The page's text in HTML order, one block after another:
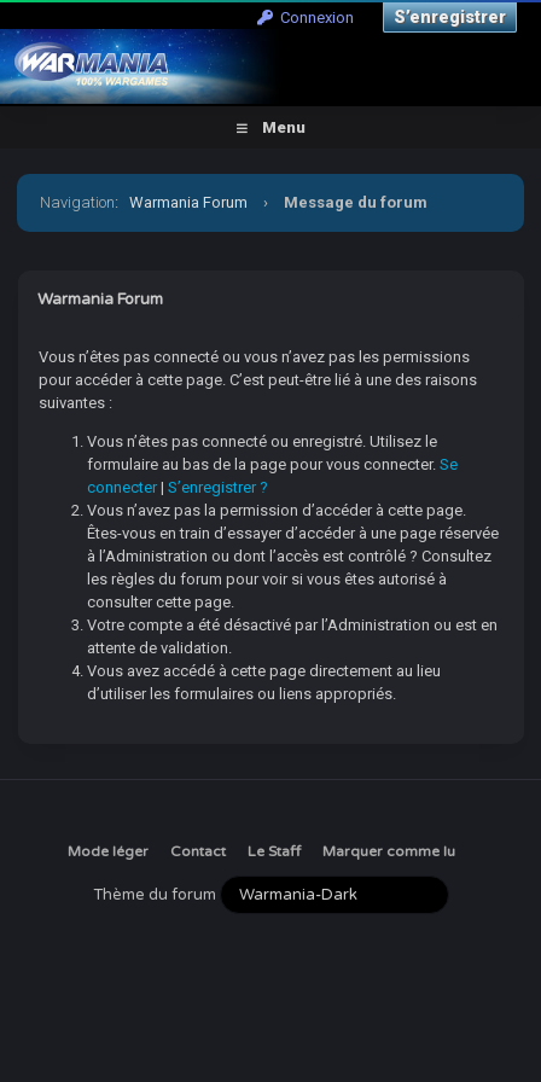
Connexion S’enregistrer
Menu
Navigation:Warmania Forum › Message du forum
Warmania Forum
Vous n’êtes pas connecté ou vous n’avez pas les permissions
pour accéder à cette page. C’est peut-être lié à une des raisons
suivantes :
Vous n’êtes pas connecté ou enregistré. Utilisez le
formulaire au bas de la page pour vous connecter.Se
connecter|S’enregistrer ?
Vous n’avez pas la permission d’accéder à cette page.
Êtes-vous en train d’essayer d’accéder à une page réservée
à l’Administration ou dont l’accès est contrôlé ? Consultez
les règles du forum pour voir si vous êtes autorisé à
consulter cette page.
Votre compte a été désactivé par l’Administration ou est en
attente de validation.
Vous avez accédé à cette page directement au lieu
d’utiliser les formulaires ou liens appropriés.
Mode léger Contact Le Staff Marquer comme lu
Thème du forum